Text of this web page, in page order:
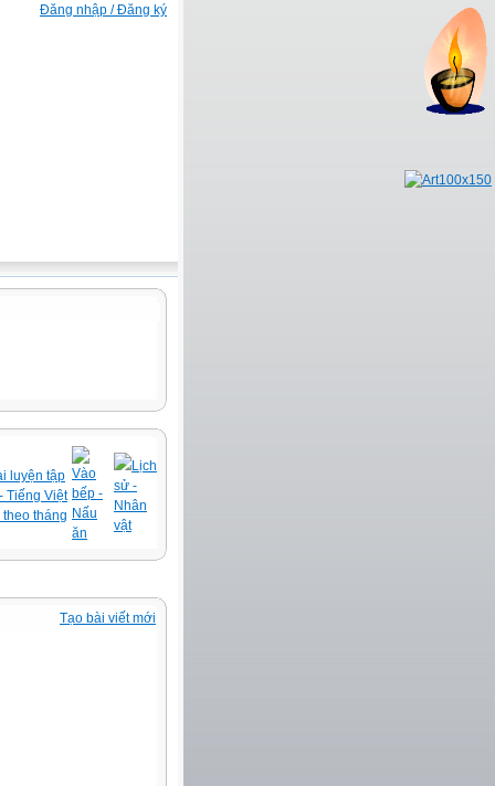
Đăng nhập / Đăng ký
luyện tập
Tiếng Việt
theo tháng
Vào
bếp -
Nấu
ăn
Lịch
sử -
Nhân
vật
Tạo bài viết mới